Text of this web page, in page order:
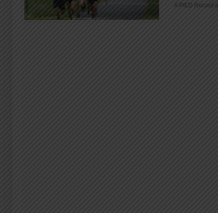
A PIED Record